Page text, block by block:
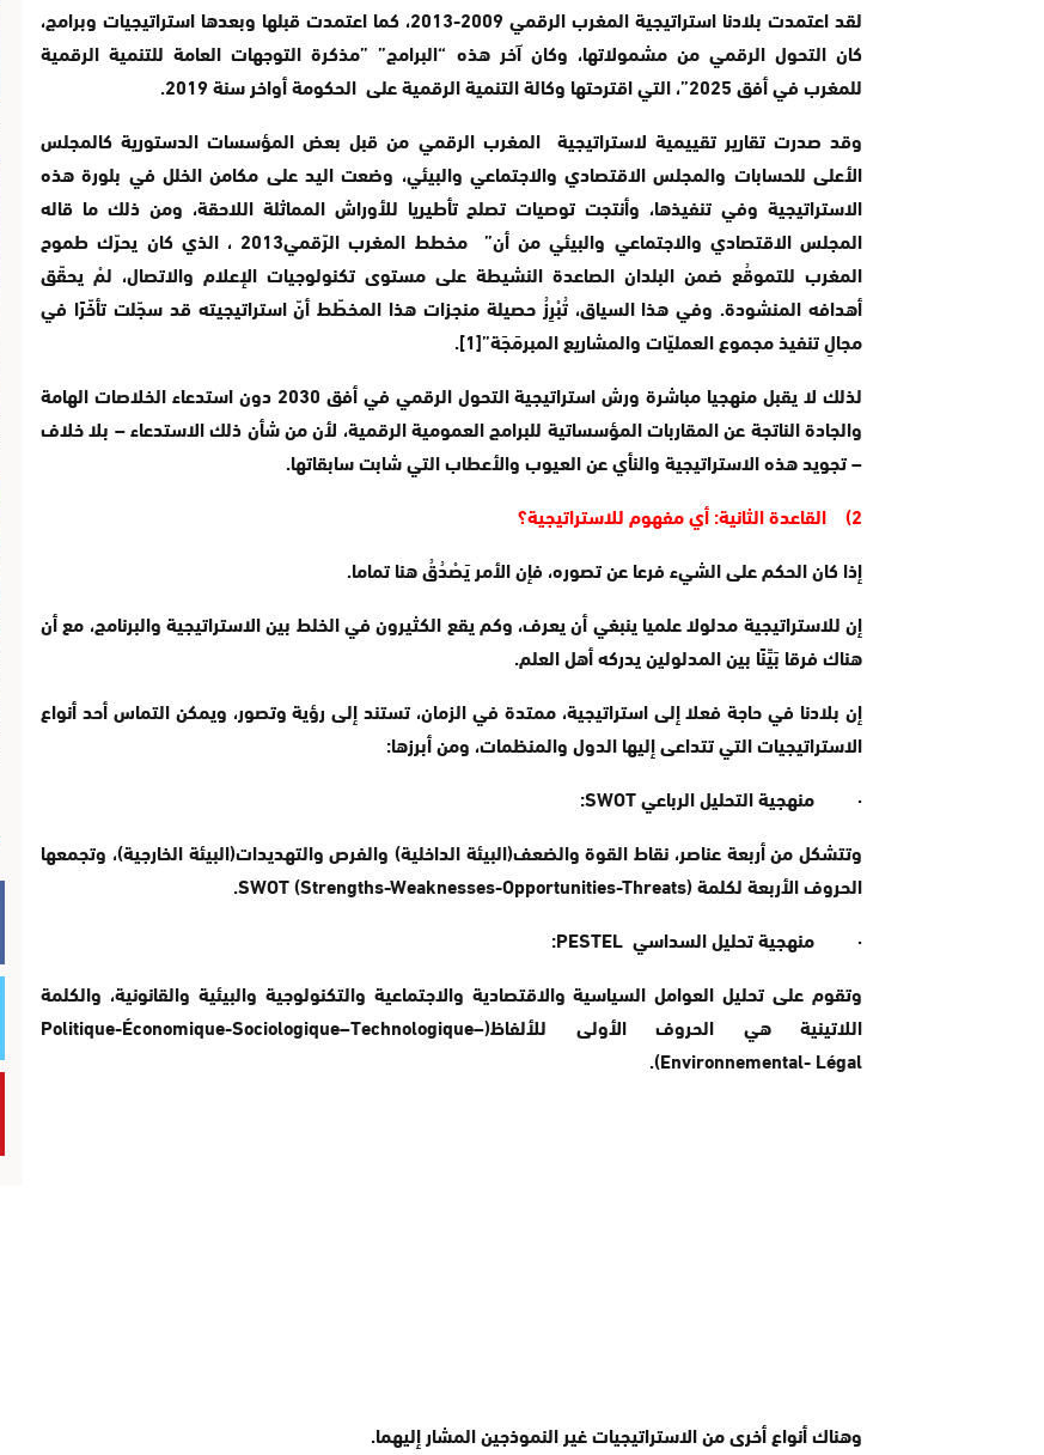
لقد اعتمدت بلادنا استراتيجية المغرب الرقمي 2009-2013، كما اعتمدت قبلها وبعدها استراتيجيات وبرامج،
كان التحول الرقمي من مشمولاتها، وكان آخر هذه “البرامج” ”مذكرة التوجهات العامة للتنمية الرقمية
للمغرب في أفق 2025”، التي اقترحتها وكالة التنمية الرقمية على الحكومة أواخر سنة 2019.
وقد صدرت تقارير تقييمية لاستراتيجية المغرب الرقمي من قبل بعض المؤسسات الدستورية كالمجلس
الأعلى للحسابات والمجلس الاقتصادي والاجتماعي والبيئي، وضعت اليد على مكامن الخلل في بلورة هذه
الاستراتيجية وفي تنفيذها، وأنتجت توصيات تصلح تأطيريا للأوراش المماثلة اللاحقة، ومن ذلك ما قاله
المجلس الاقتصادي والاجتماعي والبيئي من أن” مخطط المغرب الرّقمي2013 ، الذي كان يحرّك طموح
المغرب للتموقُع ضمن البلدان الصاعدة النشيطة على مستوى تكنولوجيات الإعلام والاتصال، لمْ يحقّق
أهدافه المنشودة. وفي هذا السياق، تُبْرِزُ حصيلة منجزات هذا المخطّط أنّ استراتيجيته قد سجّلت تأخّرًا في
مجالِ تنفيذ مجموع العمليّات والمشاريع المبرمَجَة”[1].
لذلك لا يقبل منهجيا مباشرة ورش استراتيجية التحول الرقمي في أفق 2030 دون استدعاء الخلاصات الهامة
والجادة الناتجة عن المقاربات المؤسساتية للبرامج العمومية الرقمية، لأن من شأن ذلك الاستدعاء – بلا خلاف
– تجويد هذه الاستراتيجية والنأي عن العيوب والأعطاب التي شابت سابقاتها.
2) القاعدة الثانية: أي مفهوم للاستراتيجية؟
إذا كان الحكم على الشيء فرعا عن تصوره، فإن الأمر يَصْدُقُ هنا تماما.
إن للاستراتيجية مدلولا علميا ينبغي أن يعرف، وكم يقع الكثيرون في الخلط بين الاستراتيجية والبرنامج، مع أن
هناك فرقا بَيِّنًا بين المدلولين يدركه أهل العلم.
إن بلادنا في حاجة فعلا إلى استراتيجية، ممتدة في الزمان، تستند إلى رؤية وتصور، ويمكن التماس أحد أنواع
الاستراتيجيات التي تتداعى إليها الدول والمنظمات، ومن أبرزها:
· منهجية التحليل الرباعي SWOT:
وتتشكل من أربعة عناصر، نقاط القوة والضعف(البيئة الداخلية) والفرص والتهديدات(البيئة الخارجية)، وتجمعها
الحروف الأربعة لكلمة SWOT (Strengths-Weaknesses-Opportunities-Threats).
· منهجية تحليل السداسي PESTEL:
وتقوم على تحليل العوامل السياسية والاقتصادية والاجتماعية والتكنولوجية والبيئية والقانونية، والكلمة
اللاتينية هي الحروف الأولى للألفاظ(Politique-Économique-Sociologique–Technologique–
Environnemental- Légal).
وهناك أنواع أخرى من الاستراتيجيات غير النموذجين المشار إليهما.